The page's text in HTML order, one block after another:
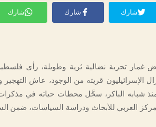
شارك شارك شارك
الإسرائيليون قريته من الوجود، عاش التهجير
شبابه الباكر، سجَّل محطات حياته في
العربي للأبحاث ودراسة السياسات، ضمن